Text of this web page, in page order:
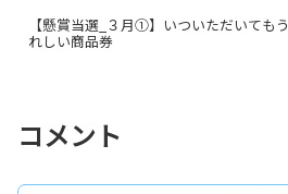
【懸賞当選_３月①】いついただいてもう
れしい商品券
コメント